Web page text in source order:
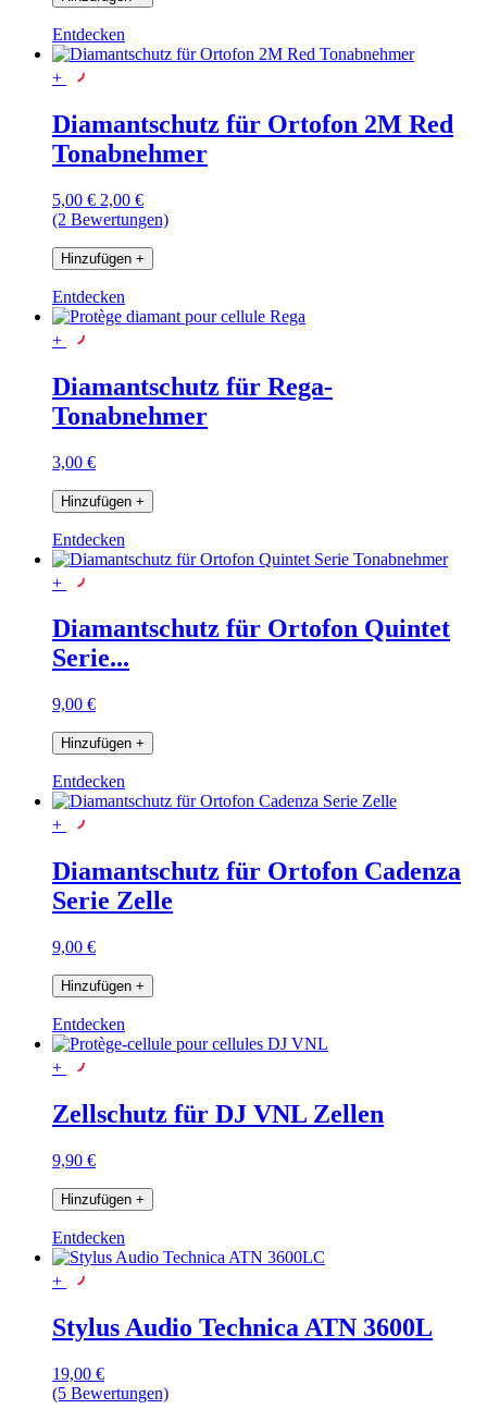
Entdecken
+
Diamantschutz für Ortofon 2M Red
Tonabnehmer
5,00 € 2,00 €
(2 Bewertungen)
Hinzufügen +
Entdecken
+
Diamantschutz für Rega-
Tonabnehmer
3,00 €
Hinzufügen +
Entdecken
+
Diamantschutz für Ortofon Quintet
Serie...
9,00 €
Hinzufügen +
Entdecken
+
Diamantschutz für Ortofon Cadenza
Serie Zelle
9,00 €
Hinzufügen +
Entdecken
+
Zellschutz für DJ VNL Zellen
9,90 €
Hinzufügen +
Entdecken
+
Stylus Audio Technica ATN 3600L
19,00 €
(5 Bewertungen)